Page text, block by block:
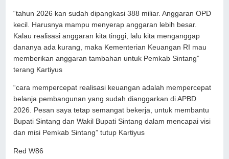
“tahun 2026 kan sudah dipangkasi 388 miliar. Anggaran OPD
kecil. Harusnya mampu menyerap anggaran lebih besar.
Kalau realisasi anggaran kita tinggi, lalu kita menganggap
dananya ada kurang, maka Kementerian Keuangan RI mau
memberikan anggaran tambahan untuk Pemkab Sintang”
terang Kartiyus
“cara mempercepat realisasi keuangan adalah mempercepat
belanja pembangunan yang sudah dianggarkan di APBD
2026. Pesan saya tetap semangat bekerja, untuk membantu
Bupati Sintang dan Wakil Bupati Sintang dalam mencapai visi
dan misi Pemkab Sintang” tutup Kartiyus
Red W86